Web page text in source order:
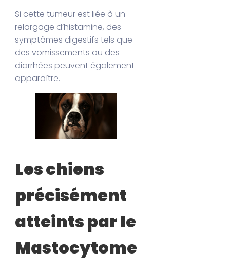
Si cette tumeur est liée à un
relargage d’histamine, des
symptômes digestifs tels que
des vomissements ou des
diarrhées peuvent également
apparaître.
Les chiens
précisément
atteints par le
Mastocytome